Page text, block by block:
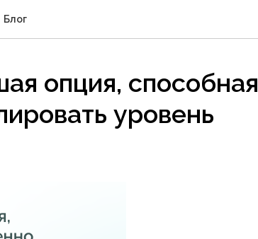
Блог
опция, способная
уровень